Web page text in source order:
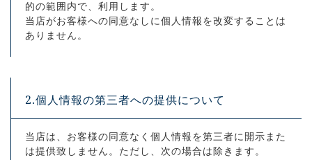
的の範囲内で、利用します。
当店がお客様への同意なしに個人情報を改変することは
ありません。
2.個人情報の第三者への提供について
当店は、お客様の同意なく個人情報を第三者に開示また
は提供致しません。ただし、次の場合は除きます。